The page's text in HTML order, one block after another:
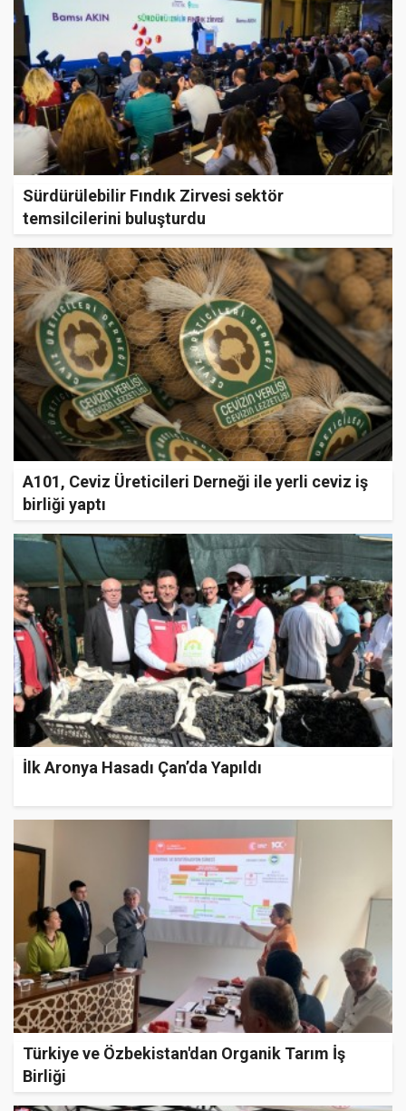
Sürdürülebilir Fındık Zirvesi sektör
temsilcilerini buluşturdu
A101, Ceviz Üreticileri Derneği ile yerli ceviz iş
birliği yaptı
İlk Aronya Hasadı Çan’da Yapıldı
Türkiye ve Özbekistan'dan Organik Tarım İş
Birliği